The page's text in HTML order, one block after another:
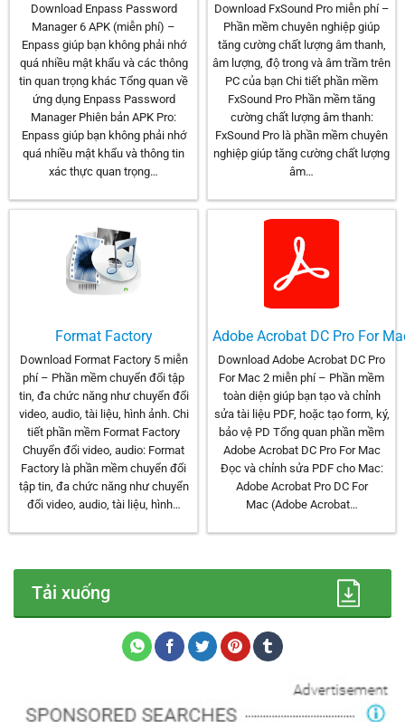
Download Enpass Password
Manager 6 APK (miễn phí) –
Enpass giúp bạn không phải nhớ
quá nhiều mật khẩu và các thông
tin quan trọng khác Tổng quan về
ứng dụng Enpass Password
Manager Phiên bản APK Pro:
Enpass giúp bạn không phải nhớ
quá nhiều mật khẩu và thông tin
xác thực quan trọng…
Download FxSound Pro miễn phí –
Phần mềm chuyên nghiệp giúp
tăng cường chất lượng âm thanh,
âm lượng, độ trong và âm trầm trên
PC của bạn Chi tiết phần mềm
FxSound Pro Phần mềm tăng
cường chất lượng âm thanh:
FxSound Pro là phần mềm chuyên
nghiệp giúp tăng cường chất lượng
âm…
Format Factory
Download Format Factory 5 miễn
phí – Phần mềm chuyển đổi tập
tin, đa chức năng như chuyển đổi
video, audio, tài liệu, hình ảnh. Chi
tiết phần mềm Format Factory
Chuyển đổi video, audio: Format
Factory là phần mềm chuyển đổi
tập tin, đa chức năng như chuyển
đổi video, audio, tài liệu, hình…
Adobe Acrobat DC Pro For
Download Adobe Acrobat DC Pro
For Mac 2 miễn phí – Phần mềm
toàn diện giúp bạn tạo và chỉnh
sửa tài liệu PDF, hoặc tạo form, ký,
bảo vệ PD Tổng quan phần mềm
Adobe Acrobat DC Pro For Mac
Đọc và chỉnh sửa PDF cho Mac:
Adobe Acrobat Pro DC For
Mac (Adobe Acrobat…
Tải xuống